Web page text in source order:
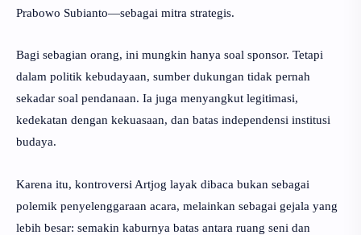
Prabowo Subianto—sebagai mitra strategis.
Bagi sebagian orang, ini mungkin hanya soal sponsor. Tetapi
dalam politik kebudayaan, sumber dukungan tidak pernah
sekadar soal pendanaan. Ia juga menyangkut legitimasi,
kedekatan dengan kekuasaan, dan batas independensi institusi
budaya.
Karena itu, kontroversi Artjog layak dibaca bukan sebagai
polemik penyelenggaraan acara, melainkan sebagai gejala yang
lebih besar: semakin kaburnya batas antara ruang seni dan